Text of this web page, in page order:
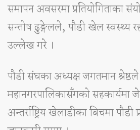
समापन अवसरमा प्रतियोगिताका
सन्तोष ढुङ्गेलले, पौडी खेल
उल्लेख गरे ।
पौडी संघका अध्यक्ष जगतमान श्रेष्ठले
महानगरपालिकासँगको सहकार्यमा
अन्तर्राष्ट्रिय खेलाडीका बिचमा